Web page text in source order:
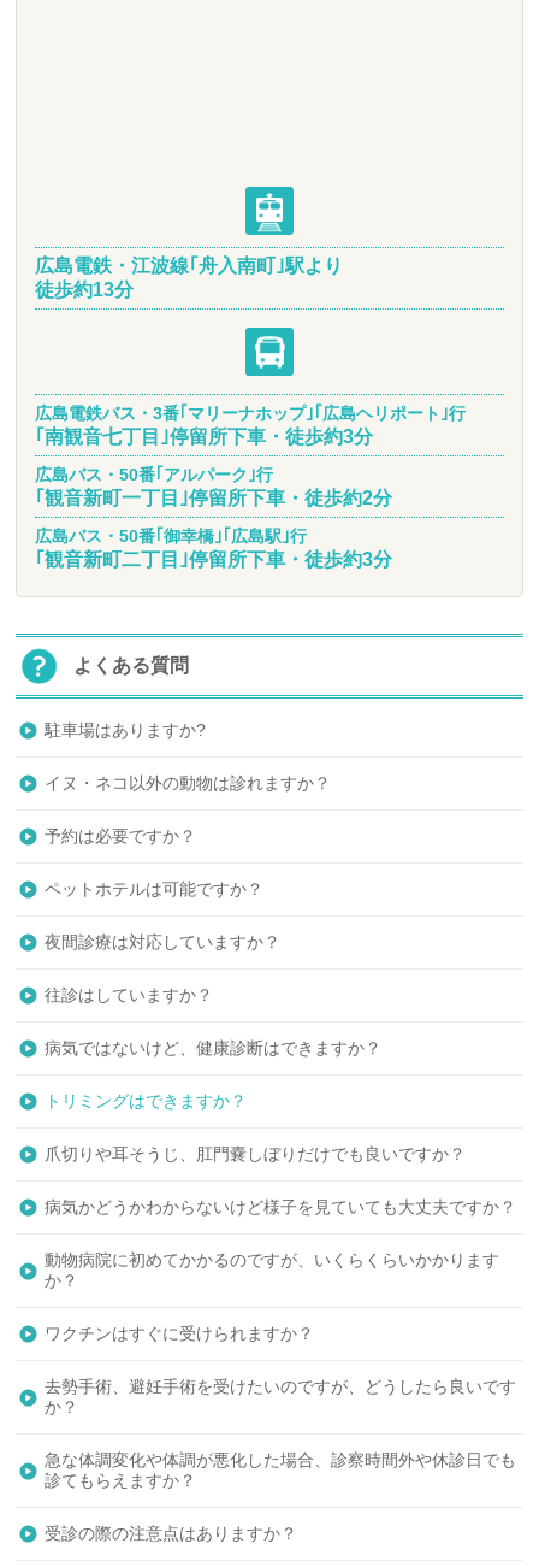
最大で4台駐車出来ます
モスバーガー様の手前で左折して下さい。
提携駐車場
最大で22台駐車出来ます
受付にてお申し付け下さい！
広島電鉄・江波線｢舟入南町｣駅より
徒歩約13分
広島電鉄バス・3番｢マリーナホップ｣｢広島ヘリポート｣行
｢南観音七丁目｣停留所下車・徒歩約3分
広島バス・50番｢アルパーク｣行
｢観音新町一丁目｣停留所下車・徒歩約2分
広島バス・50番｢御幸橋｣｢広島駅｣行
｢観音新町二丁目｣停留所下車・徒歩約3分
よくある質問
駐車場はありますか?
イヌ・ネコ以外の動物は診れますか？
予約は必要ですか？
ペットホテルは可能ですか？
夜間診療は対応していますか？
往診はしていますか？
病気ではないけど、健康診断はできますか？
トリミングはできますか？
爪切りや耳そうじ、肛門嚢しぼりだけでも良いですか？
病気かどうかわからないけど様子を見ていても大丈夫ですか？
動物病院に初めてかかるのですが、いくらくらいかかります
か？
ワクチンはすぐに受けられますか？
去勢手術、避妊手術を受けたいのですが、どうしたら良いです
か？
急な体調変化や体調が悪化した場合、診察時間外や休診日でも
診てもらえますか？
受診の際の注意点はありますか？